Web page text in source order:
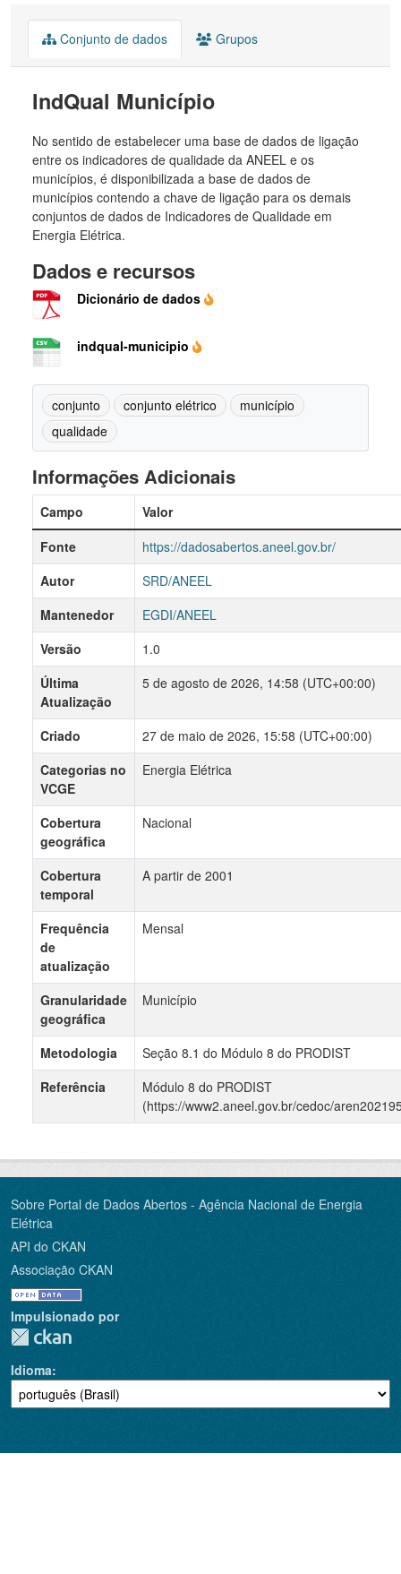
Conjunto de dados Grupos
IndQual Município
No sentido de estabelecer uma base de dados de ligação
entre os indicadores de qualidade da ANEEL e os
municípios, é disponibilizada a base de dados de
municípios contendo a chave de ligação para os demais
conjuntos de dados de Indicadores de Qualidade em
Energia Elétrica.
Dados e recursos
Dicionário de dados
indqual-municipio
conjunto conjunto elétrico
município
qualidade
Informações Adicionais
Campo
Valor
Fonte
https://dadosabertos.aneel.gov.br/
Autor
SRD/ANEEL
Mantenedor
EGDI/ANEEL
Versão
1.0
Última
Atualização
5 de agosto de 2026, 14:58 (UTC+00:00)
Criado
27 de maio de 2026, 15:58 (UTC+00:00)
Categorias no
VCGE
Energia Elétrica
Cobertura
geográfica
Nacional
Cobertura
temporal
A partir de 2001
Frequência
de
atualização
Mensal
Granularidade
geográfica
Município
Metodologia
Seção 8.1 do Módulo 8 do PRODIST
Referência
Módulo 8 do PRODIST
(https://www2.aneel.gov.br/cedoc/
Sobre Portal de Dados Abertos - Agência Nacional de Energia
Elétrica
API do CKAN
Associação CKAN
Impulsionado por
Idioma